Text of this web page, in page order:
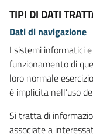
TIPI DI DATI
Dati di navigazione
I sistemi informatici
funzionamento di
loro normale
è implicita nell’uso
Si tratta di
associate a